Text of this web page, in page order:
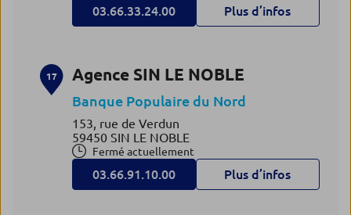
03.66.33.24.00 Plus d’infos
17 Agence SIN LE NOBLE
Banque Populaire du Nord
153, rue de Verdun
59450 SIN LE NOBLE
Fermé actuellement
03.66.91.10.00 Plus d’infos